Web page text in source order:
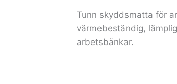
Tunn skyddsmatta för
värmebeständig,
arbetsbänkar.